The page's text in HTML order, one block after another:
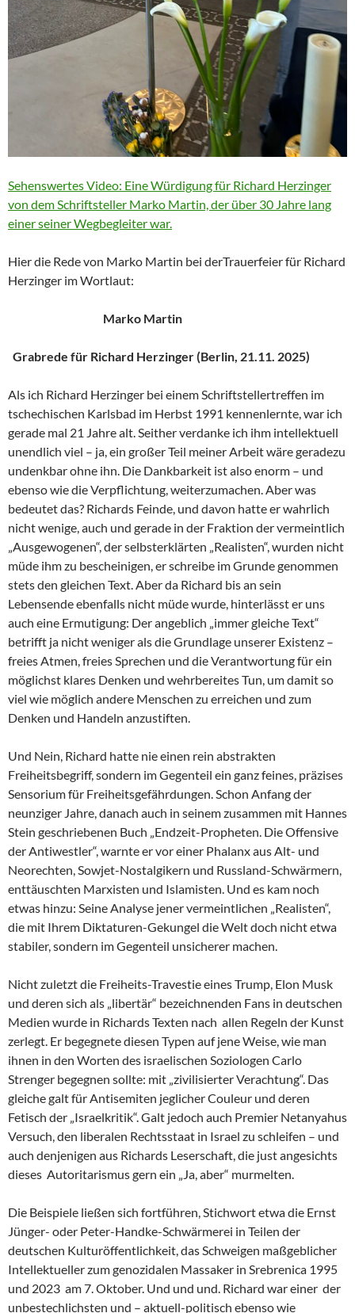
Sehenswertes Video: Eine Würdigung für Richard Herzinger
von dem Schriftsteller Marko Martin, der über 30 Jahre lang
einer seiner Wegbegleiter war.
Hier die Rede von Marko Martin bei derTrauerfeier für Richard
Herzinger im Wortlaut:
Marko Martin
Grabrede für Richard Herzinger (Berlin, 21.11. 2025)
Als ich Richard Herzinger bei einem Schriftstellertreffen im
tschechischen Karlsbad im Herbst 1991 kennenlernte, war ich
gerade mal 21 Jahre alt. Seither verdanke ich ihm intellektuell
unendlich viel – ja, ein großer Teil meiner Arbeit wäre geradezu
undenkbar ohne ihn. Die Dankbarkeit ist also enorm – und
ebenso wie die Verpflichtung, weiterzumachen. Aber was
bedeutet das? Richards Feinde, und davon hatte er wahrlich
nicht wenige, auch und gerade in der Fraktion der vermeintlich
„Ausgewogenen“, der selbsterklärten „Realisten“, wurden nicht
müde ihm zu bescheinigen, er schreibe im Grunde genommen
stets den gleichen Text. Aber da Richard bis an sein
Lebensende ebenfalls nicht müde wurde, hinterlässt er uns
auch eine Ermutigung: Der angeblich „immer gleiche Text“
betrifft ja nicht weniger als die Grundlage unserer Existenz –
freies Atmen, freies Sprechen und die Verantwortung für ein
möglichst klares Denken und wehrbereites Tun, um damit so
viel wie möglich andere Menschen zu erreichen und zum
Denken und Handeln anzustiften.
Und Nein, Richard hatte nie einen rein abstrakten
Freiheitsbegriff, sondern im Gegenteil ein ganz feines, präzises
Sensorium für Freiheitsgefährdungen. Schon Anfang der
neunziger Jahre, danach auch in seinem zusammen mit Hannes
Stein geschriebenen Buch „Endzeit-Propheten. Die Offensive
der Antiwestler“, warnte er vor einer Phalanx aus Alt- und
Neorechten, Sowjet-Nostalgikern und Russland-Schwärmern,
enttäuschten Marxisten und Islamisten. Und es kam noch
etwas hinzu: Seine Analyse jener vermeintlichen „Realisten“,
die mit Ihrem Diktaturen-Gekungel die Welt doch nicht etwa
stabiler, sondern im Gegenteil unsicherer machen.
Nicht zuletzt die Freiheits-Travestie eines Trump, Elon Musk
und deren sich als „libertär“ bezeichnenden Fans in deutschen
Medien wurde in Richards Texten nach allen Regeln der Kunst
zerlegt. Er begegnete diesen Typen auf jene Weise, wie man
ihnen in den Worten des israelischen Soziologen Carlo
Strenger begegnen sollte: mit „zivilisierter Verachtung“. Das
gleiche galt für Antisemiten jeglicher Couleur und deren
Fetisch der „Israelkritik“. Galt jedoch auch Premier Netanyahus
Versuch, den liberalen Rechtsstaat in Israel zu schleifen – und
auch denjenigen aus Richards Leserschaft, die just angesichts
dieses Autoritarismus gern ein „Ja, aber“ murmelten.
Die Beispiele ließen sich fortführen, Stichwort etwa die Ernst
Jünger- oder Peter-Handke-Schwärmerei in Teilen der
deutschen Kulturöffentlichkeit, das Schweigen maßgeblicher
Intellektueller zum genozidalen Massaker in Srebrenica 1995
und 2023 am 7. Oktober. Und und und. Richard war einer der
unbestechlichsten und – aktuell-politisch ebenso wie